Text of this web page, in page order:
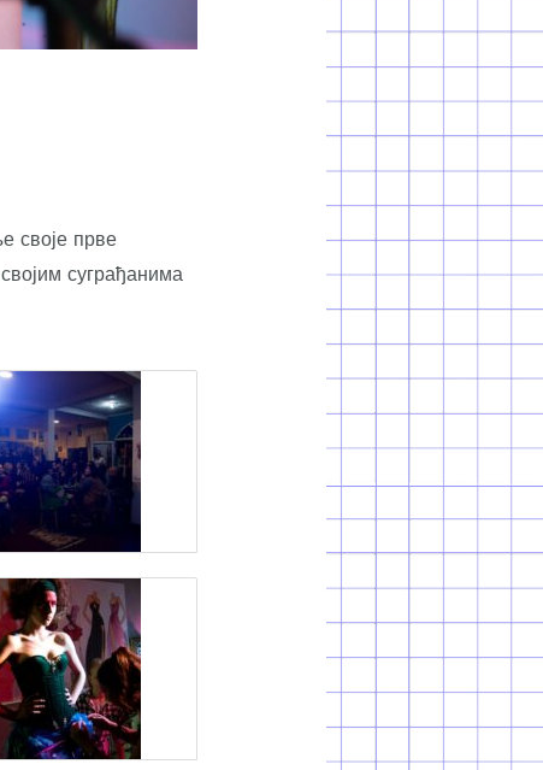
своје прве
суграђанима